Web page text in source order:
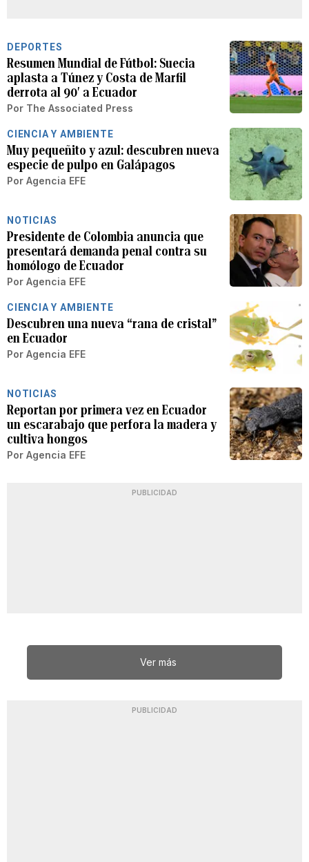
DEPORTES
Resumen Mundial de Fútbol: Suecia
aplasta a Túnez y Costa de Marfil
derrota al 90′ a Ecuador
Por The Associated Press
CIENCIA Y AMBIENTE
Muy pequeñito y azul: descubren nueva
especie de pulpo en Galápagos
Por Agencia EFE
NOTICIAS
Presidente de Colombia anuncia que
presentará demanda penal contra su
homólogo de Ecuador
Por Agencia EFE
CIENCIA Y AMBIENTE
Descubren una nueva “rana de cristal”
en Ecuador
Por Agencia EFE
NOTICIAS
Reportan por primera vez en Ecuador
un escarabajo que perfora la madera y
cultiva hongos
Por Agencia EFE
PUBLICIDAD
Ver más
PUBLICIDAD